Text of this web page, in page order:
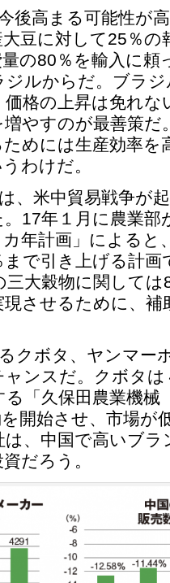
後高まる可能性が
豆に対して25％の
の80％を輸入に
ジルからだ。ブラ
格の上昇は免れな
やすのが最善策だ
めには生産効率を
わけだ。
、米中貿易戦争が
17年１月に農業部
年計画」によると
で引き上げる計画
三大穀物に関して
させるために、補
クボタ、ヤンマー
ンスだ。クボタ
「久保田農業機械
開始させ、市場が
、中国で高いブ
だろう。